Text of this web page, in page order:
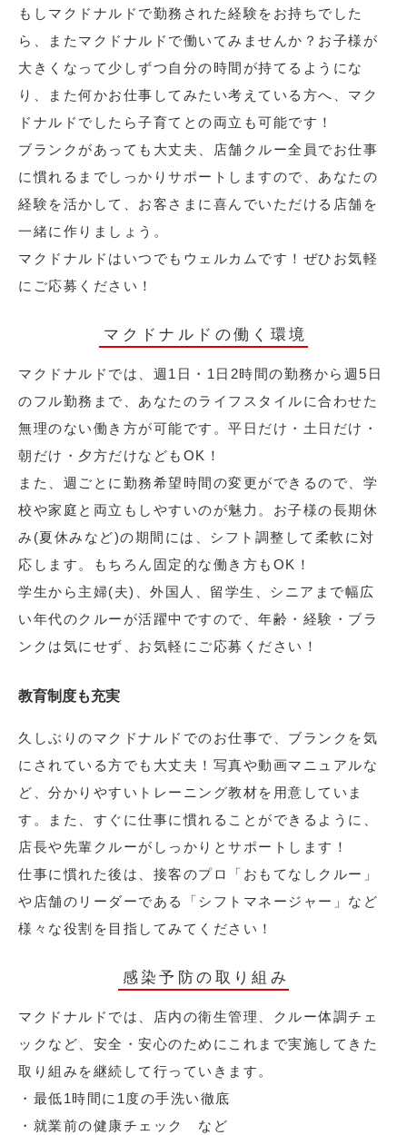
もしマクドナルドで勤務された経験をお持ちでした
ら、またマクドナルドで働いてみませんか？お子様が
大きくなって少しずつ自分の時間が持てるようにな
り、また何かお仕事してみたい考えている方へ、マク
ドナルドでしたら子育てとの両立も可能です！
ブランクがあっても大丈夫、店舗クルー全員でお仕事
に慣れるまでしっかりサポートしますので、あなたの
経験を活かして、お客さまに喜んでいただける店舗を
一緒に作りましょう。
マクドナルドはいつでもウェルカムです！ぜひお気軽
にご応募ください！
マクドナルドの働く環境
マクドナルドでは、週1日・1日2時間の勤務から週5日
のフル勤務まで、あなたのライフスタイルに合わせた
無理のない働き方が可能です。平日だけ・土日だけ・
朝だけ・夕方だけなどもOK！
また、週ごとに勤務希望時間の変更ができるので、学
校や家庭と両立もしやすいのが魅力。お子様の長期休
み(夏休みなど)の期間には、シフト調整して柔軟に対
応します。もちろん固定的な働き方もOK！
学生から主婦(夫)、外国人、留学生、シニアまで幅広
い年代のクルーが活躍中ですので、年齢・経験・ブラ
ンクは気にせず、お気軽にご応募ください！
教育制度も充実
久しぶりのマクドナルドでのお仕事で、ブランクを気
にされている方でも大丈夫！写真や動画マニュアルな
ど、分かりやすいトレーニング教材を用意していま
す。また、すぐに仕事に慣れることができるように、
店長や先輩クルーがしっかりとサポートします！
仕事に慣れた後は、接客のプロ「おもてなしクルー」
や店舗のリーダーである「シフトマネージャー」など
様々な役割を目指してみてください！
感染予防の取り組み
マクドナルドでは、店内の衛生管理、クルー体調チェ
ックなど、安全・安心のためにこれまで実施してきた
取り組みを継続して行っていきます。
・最低1時間に1度の手洗い徹底
・就業前の健康チェック など